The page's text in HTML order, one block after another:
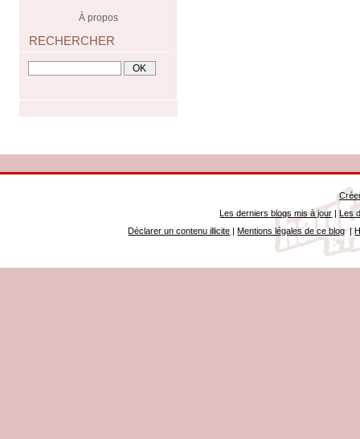
À propos
RECHERCHER
Les derniers blogs mis à jour |Les
Déclarer un contenu illicite |Mentions légales de ce blog|